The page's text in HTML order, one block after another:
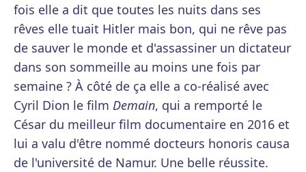
fois elle a dit que toutes les nuits dans ses
rêves elle tuait Hitler mais bon, qui ne rêve pas
de sauver le monde et d'assassiner un dictateur
dans son sommeille au moins une fois par
semaine ? À côté de ça elle a co-réalisé avec
Cyril Dion le film Demain, qui a remporté le
César du meilleur film documentaire en 2016 et
lui a valu d'être nommé docteurs honoris causa
de l'université de Namur. Une belle réussite.